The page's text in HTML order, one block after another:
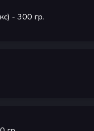
- 300 гр.